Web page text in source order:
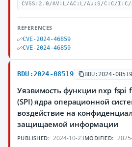
CVSS:2.0/AV:L/AC:L/Au:S/C:C/I:C/
REFERENCES
CVE-2024-46859
CVE-2024-46859
BDU:2024-08519 BDU:2024-08519
Уязвимость функции
(SPI) ядра операционной
воздействие на
защищаемой информации
PUBLISHED: 2024-10-23MODIFIED: